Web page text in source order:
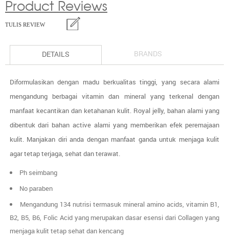
Product Reviews
TULIS REVIEW
DETAILS BRANDS
Diformulasikan dengan madu berkualitas tinggi, yang secara alami
mengandung berbagai vitamin dan mineral yang terkenal dengan
manfaat kecantikan dan ketahanan kulit. Royal jelly, bahan alami yang
dibentuk dari bahan active alami yang memberikan efek peremajaan
kulit. Manjakan diri anda dengan manfaat ganda untuk menjaga kulit
agar tetap terjaga, sehat dan terawat.
Ph seimbang
No paraben
Mengandung 134 nutrisi termasuk mineral amino acids, vitamin B1,
B2, B5, B6, Folic Acid yang merupakan dasar esensi dari Collagen yang
menjaga kulit tetap sehat dan kencang